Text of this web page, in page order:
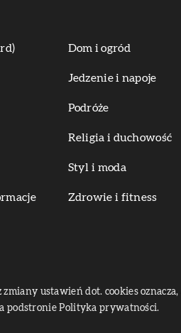
Dom i ogród
Jedzenie i napoje
Podróże
Religia i duchowość
Styl i moda
Zdrowie i fitness
ustawień dot. cookies oznacza,
podstroniePolityka prywatności.